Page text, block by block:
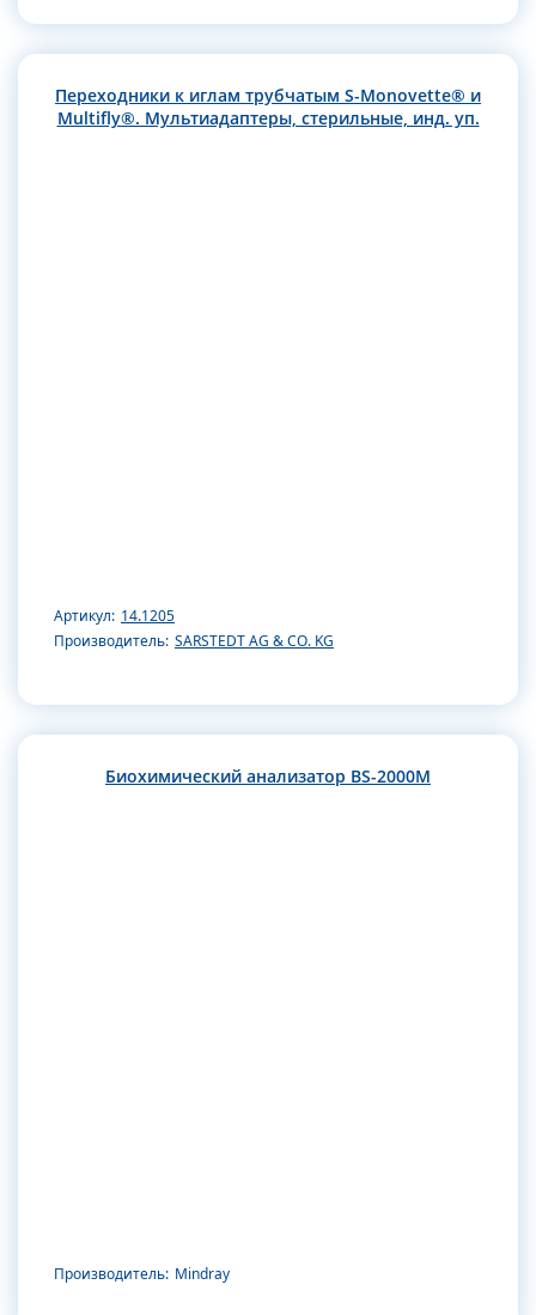
Переходники к иглам трубчатым S-Monovette® и
Multifly®. Мультиадаптеры, стерильные, инд. уп.
Артикул: 14.1205
Производитель: SARSTEDT AG & CO. KG
Биохимический анализатор BS-2000M
Производитель: Mindray